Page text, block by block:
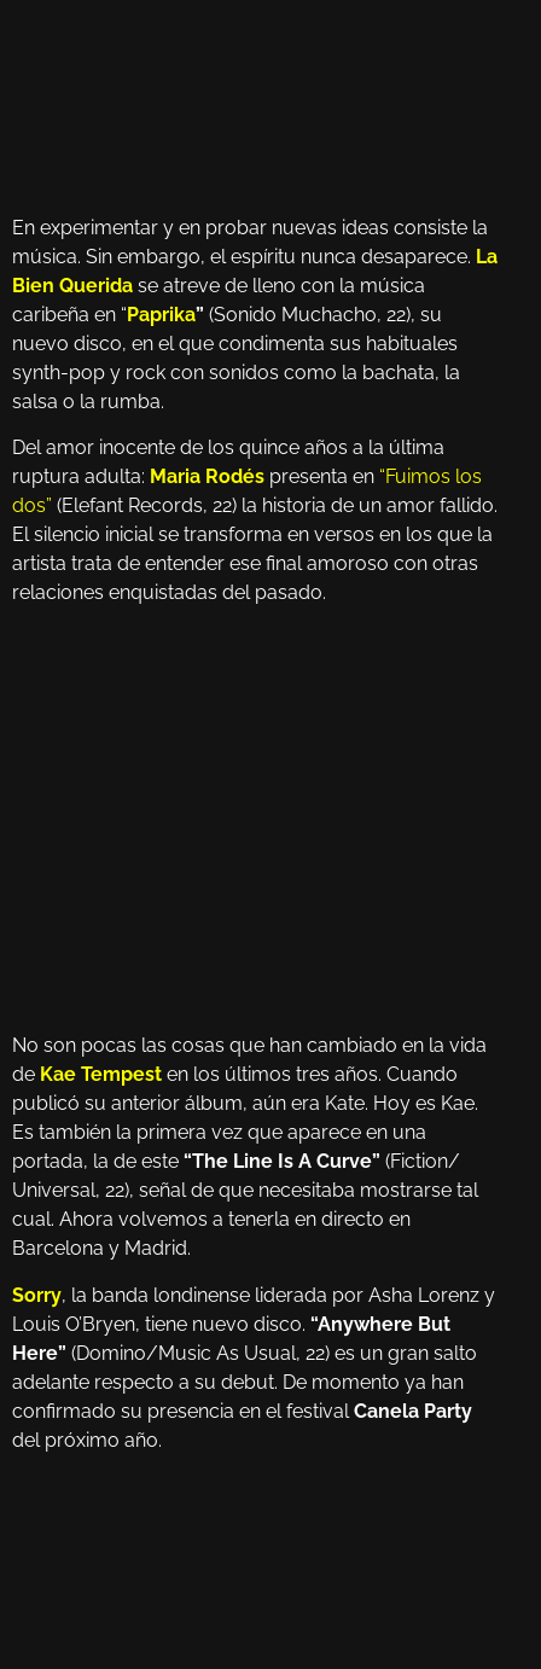
En experimentar y en probar nuevas ideas consiste la
música. Sin embargo, el espíritu nunca desaparece. La
Bien Querida se atreve de lleno con la música
caribeña en “Paprika” (Sonido Muchacho, 22), su
nuevo disco, en el que condimenta sus habituales
synth-pop y rock con sonidos como la bachata, la
salsa o la rumba.
Del amor inocente de los quince años a la última
ruptura adulta: Maria Rodés presenta en “Fuimos los
dos” (Elefant Records, 22) la historia de un amor fallido.
El silencio inicial se transforma en versos en los que la
artista trata de entender ese final amoroso con otras
relaciones enquistadas del pasado.
No son pocas las cosas que han cambiado en la vida
de Kae Tempest en los últimos tres años. Cuando
publicó su anterior álbum, aún era Kate. Hoy es Kae.
Es también la primera vez que aparece en una
portada, la de este “The Line Is A Curve” (Fiction/
Universal, 22), señal de que necesitaba mostrarse tal
cual. Ahora volvemos a tenerla en directo en
Barcelona y Madrid.
Sorry, la banda londinense liderada por Asha Lorenz y
Louis O’Bryen, tiene nuevo disco. “Anywhere But
Here” (Domino/Music As Usual, 22) es un gran salto
adelante respecto a su debut. De momento ya han
confirmado su presencia en el festival Canela Party
del próximo año.